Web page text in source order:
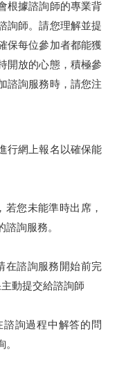
根據諮詢師的專業背
詢師。請您理解並提
保每位參加者都能獲
開放的心態，積極參
諮詢服務時，請您注
行網上報名以確保能
您未能準時出席，
詢服務。
在諮詢服務開始前完
動提交給諮詢師
詢過程中解答的問